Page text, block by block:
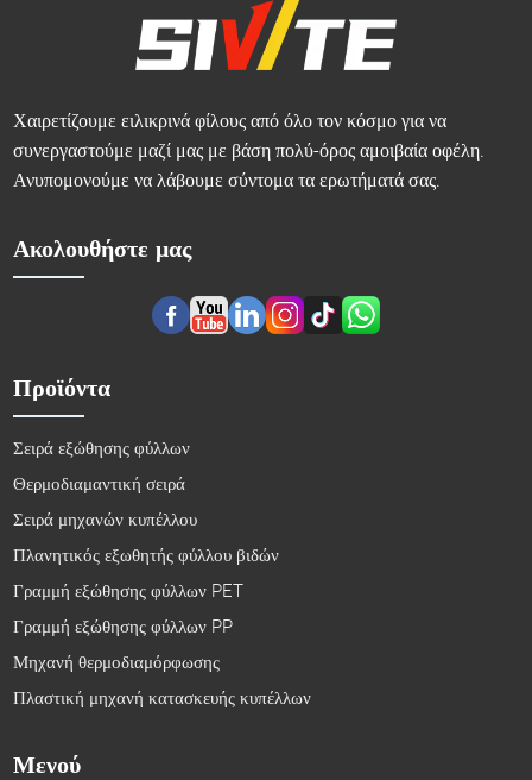
Χαιρετίζουμε ειλικρινά φίλους από όλο τον κόσμο για να
συνεργαστούμε μαζί μας με βάση πολύ-όρος αμοιβαία οφέλη.
Ανυπομονούμε να λάβουμε σύντομα τα ερωτήματά σας.
Ακολουθήστε μας
Προϊόντα
Σειρά εξώθησης φύλλων
Θερμοδιαμαντική σειρά
Σειρά μηχανών κυπέλλου
Πλανητικός εξωθητής φύλλου βιδών
Γραμμή εξώθησης φύλλων PET
Γραμμή εξώθησης φύλλων PP
Μηχανή θερμοδιαμόρφωσης
Πλαστική μηχανή κατασκευής κυπέλλων
Μενού